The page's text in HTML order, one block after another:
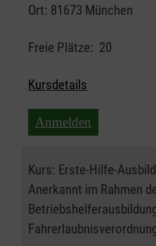
Ort: 81673 München
Freie Plätze: 20
Kursdetails
Anmelden
Kurs: Erste-Hilfe-
Anerkannt im Rahmen